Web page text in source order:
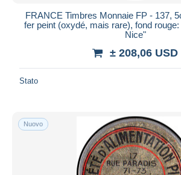
FRANCE Timbres Monnaie FP - 137,
fer peint (oxydé, mais rare), fond
Nice"
± 208,06 USD
Stato
Nuovo